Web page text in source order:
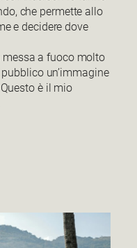
che permette allo
e decidere dove
a fuoco molto
un’immagine
è il mio